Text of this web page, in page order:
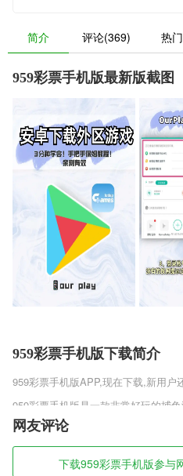
简介 评论(369) 热
959彩票手机版最新版截图
959彩票手机版下载简介
959彩票手机版APP,现在下载,新用户
959彩票手机版是一款非常好玩的捕
不同的玩法模式，并且加入了一个非
动不已的奖励机制，能让你有足够的
多样的捕鱼玩法能够让你自由地选择
你一起来开启，让你享受到最为正宗
网友评论
下载959彩票手机版参与